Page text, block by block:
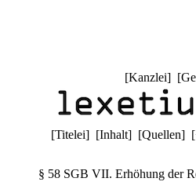
[Kanzlei] [
[Titelei] [Inhalt] [Quellen] [
§ 58 SGB VII. Erhöhung der